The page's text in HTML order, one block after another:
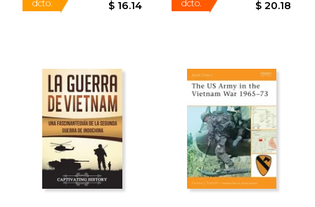
15%
dcto.
30%
dcto.